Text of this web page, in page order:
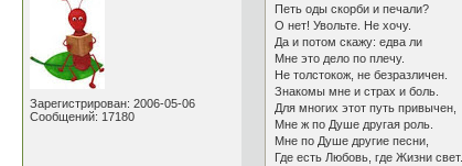
Зарегистрирован: 2006-05-06
Сообщений: 17180
Петь оды скорби и печали?
О нет! Увольте. Не хочу.
Да и потом скажу: едва ли
Мне это дело по плечу.
Не толстокож, не безразличен.
Знакомы мне и страх и боль.
Для многих этот путь привычен,
Мне ж по Душе другая роль.
Мне по Душе другие песни,
Где есть Любовь, где Жизни свет.